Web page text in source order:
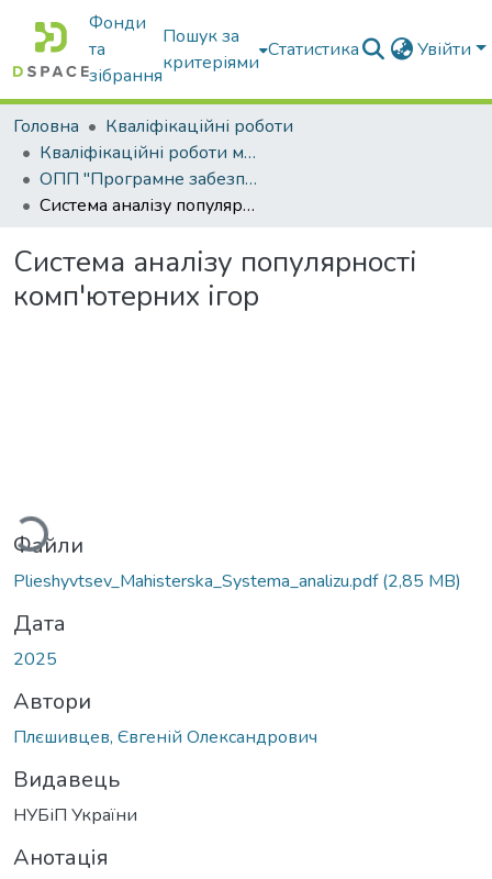
Фонди
та
зібрання
Пошук за
критеріями
Статистика Увійти
Головна
Кваліфікаційні роботи
Кваліфікаційні роботи магістрів
ОПП "Програмне забезпечення інформаційних систем"
Система аналізу популярності комп'ютерних ігор
Система аналізу популярності
комп'ютерних ігор
Вантажиться...
Файли
Plieshyvtsev_Mahisterska_Systema_analizu.pdf(2,85 MB)
Дата
2025
Автори
Плєшивцев, Євгеній Олександрович
Видавець
НУБіП України
Анотація